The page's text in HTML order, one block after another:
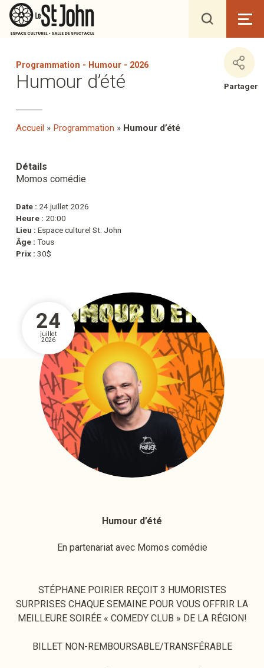
Programmation - Humour- 2026
Humour d’été
Accueil » Programmation » Humour d’été
Détails
Momos comédie
Date : 24 juillet 2026
Heure : 20:00
Lieu : Espace culturel St. John
Âge : Tous
Prix : 30$
24
juillet
2026
Partager
Humour d’été
En partenariat avec Momos comédie
STÉPHANE POIRIER REÇOIT 3 HUMORISTES
SURPRISES CHAQUE SEMAINE POUR VOUS OFFRIR LA
MEILLEURE SOIRÉE « COMEDY CLUB » DE LA RÉGION!
BILLET NON-REMBOURSABLE/TRANSFÉRABLE